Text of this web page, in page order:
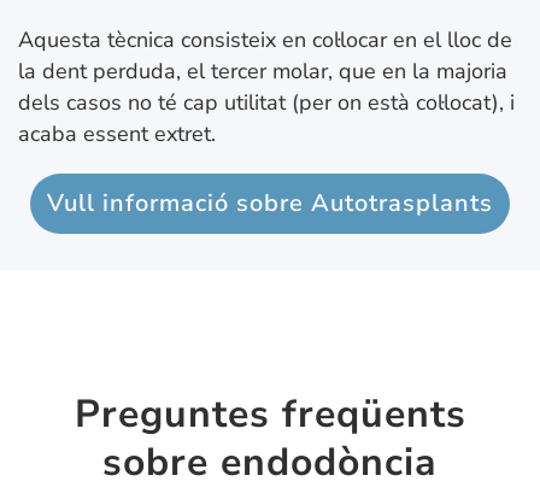
Aquesta tècnica consisteix en col·locar en el lloc de
la dent perduda, el tercer molar, que en la majoria
dels casos no té cap utilitat (per on està col·locat), i
acaba essent extret.
Vull informació sobre Autotrasplants
Preguntes freqüents
sobre endodòncia